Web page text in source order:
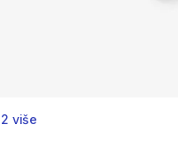
2 više